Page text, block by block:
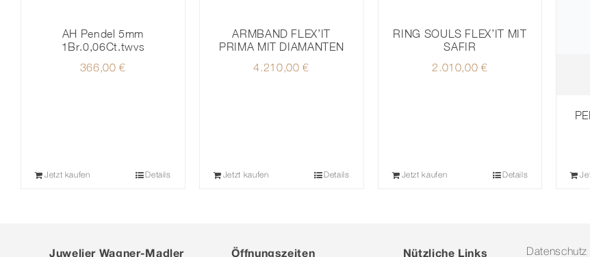
AH Pendel 5mm
1Br.0,06Ct.twvs
366,00€
Jetzt kaufen Details
ARMBAND FLEX’IT
PRIMA MIT DIAMANTEN
4.210,00€
Jetzt kaufen Details
RING SOULS FLEX’IT MIT
SAFIR
2.010,00€
Jetzt kaufen Details
Juwelier Wagner-Madler Öffnungszeiten Nützliche Links Datenschutz